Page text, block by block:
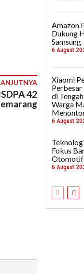
42
Amazon
Dukung
Samsung
6 August
Xiaomi
Perbesar
di
Warga
6 August
Fokus
Otomotif
6 August